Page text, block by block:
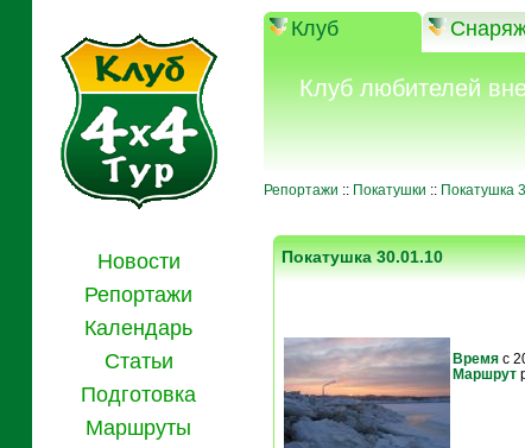
Клуб
Клуб любителей
Репортажи :: Покатушки :: Покатушка
Новости
Репортажи
Календарь
Статьи
Подготовка
Маршруты
Покатушка 30.01.10
Время с
Маршрут